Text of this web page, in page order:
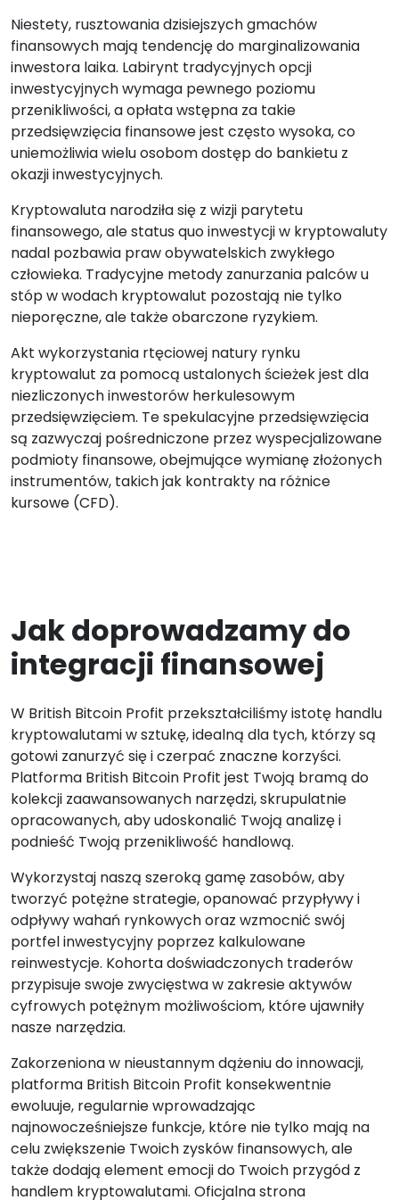
Niestety, rusztowania dzisiejszych gmachów
finansowych mają tendencję do marginalizowania
inwestora laika. Labirynt tradycyjnych opcji
inwestycyjnych wymaga pewnego poziomu
przenikliwości, a opłata wstępna za takie
przedsięwzięcia finansowe jest często wysoka, co
uniemożliwia wielu osobom dostęp do bankietu z
okazji inwestycyjnych.
Kryptowaluta narodziła się z wizji parytetu
finansowego, ale status quo inwestycji w kryptowaluty
nadal pozbawia praw obywatelskich zwykłego
człowieka. Tradycyjne metody zanurzania palców u
stóp w wodach kryptowalut pozostają nie tylko
nieporęczne, ale także obarczone ryzykiem.
Akt wykorzystania rtęciowej natury rynku
kryptowalut za pomocą ustalonych ścieżek jest dla
niezliczonych inwestorów herkulesowym
przedsięwzięciem. Te spekulacyjne przedsięwzięcia
są zazwyczaj pośredniczone przez wyspecjalizowane
podmioty finansowe, obejmujące wymianę złożonych
instrumentów, takich jak kontrakty na różnice
kursowe (CFD).
Jak doprowadzamy do
integracji finansowej
W British Bitcoin Profit przekształciliśmy istotę handlu
kryptowalutami w sztukę, idealną dla tych, którzy są
gotowi zanurzyć się i czerpać znaczne korzyści.
Platforma British Bitcoin Profit jest Twoją bramą do
kolekcji zaawansowanych narzędzi, skrupulatnie
opracowanych, aby udoskonalić Twoją analizę i
podnieść Twoją przenikliwość handlową.
Wykorzystaj naszą szeroką gamę zasobów, aby
tworzyć potężne strategie, opanować przypływy i
odpływy wahań rynkowych oraz wzmocnić swój
portfel inwestycyjny poprzez kalkulowane
reinwestycje. Kohorta doświadczonych traderów
przypisuje swoje zwycięstwa w zakresie aktywów
cyfrowych potężnym możliwościom, które ujawniły
nasze narzędzia.
Zakorzeniona w nieustannym dążeniu do innowacji,
platforma British Bitcoin Profit konsekwentnie
ewoluuje, regularnie wprowadzając
najnowocześniejsze funkcje, które nie tylko mają na
celu zwiększenie Twoich zysków finansowych, ale
także dodają element emocji do Twoich przygód z
handlem kryptowalutami. Oficjalna strona